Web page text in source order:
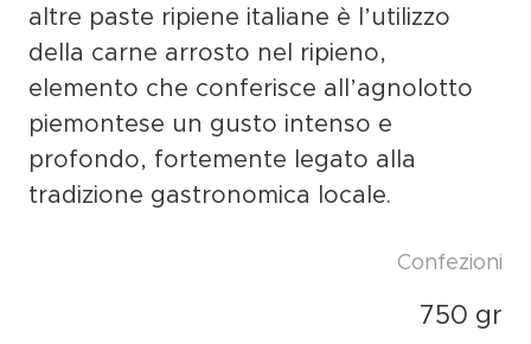
altre paste ripiene italiane è l’utilizzo
della carne arrosto nel ripieno,
elemento che conferisce all’agnolotto
piemontese un gusto intenso e
profondo, fortemente legato alla
tradizione gastronomica locale.
Confezioni
750 gr